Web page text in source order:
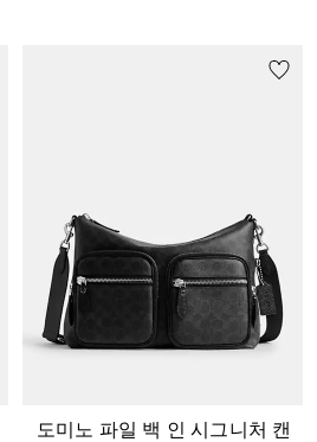
도미노 파일 백 인 시그니처 캔